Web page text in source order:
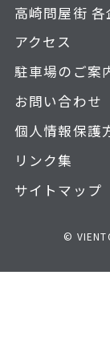
高崎問屋街
アクセス
駐車場のご案
お問い合わせ
個人情報保護
リンク集
サイトマップ
©